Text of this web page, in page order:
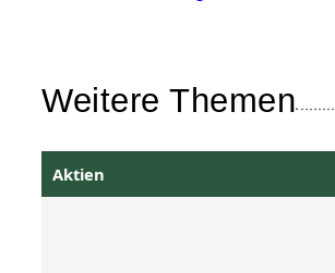
Weitere Themen
Aktien